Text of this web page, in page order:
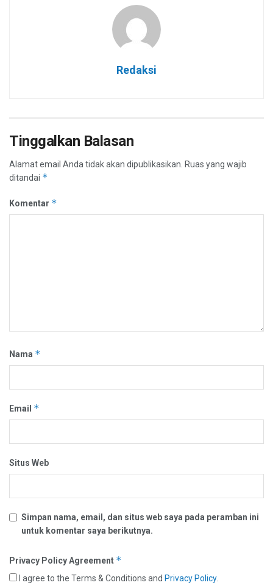
Redaksi
Tinggalkan Balasan
Alamat email Anda tidak akan dipublikasikan. Ruas yang wajib
ditandai *
Komentar *
Nama *
Email *
Situs Web
Simpan nama, email, dan situs web saya pada peramban ini
untuk komentar saya berikutnya.
Privacy Policy Agreement *
I agree to the Terms & Conditions and Privacy Policy.